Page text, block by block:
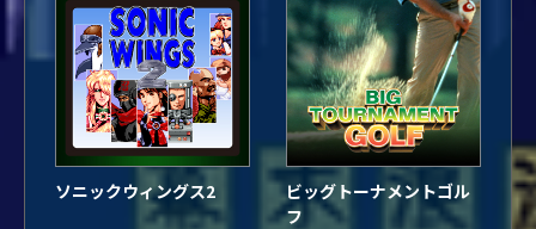
ソニックウィングス2
ビッグトーナメントゴル
フ